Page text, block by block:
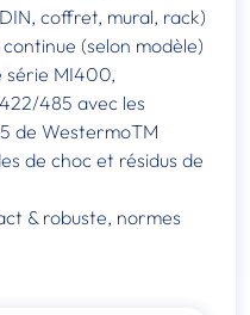
coffret, mural, rack)
(selon modèle)
série MI400,
485 avec les
de WestermoTM
de choc et résidus de
& robuste, normes